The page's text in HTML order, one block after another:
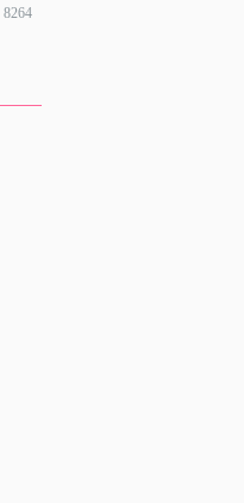
8264